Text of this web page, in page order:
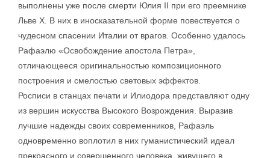
выполнены уже после смерти Юлия II при его преемнике
Льве X. В них в иносказательной форме повествуется о
чудесном спасении Италии от врагов. Особенно удалось
Рафаэлю «Освобождение апостола Петра»,
отличающееся оригинальностью композиционного
построения и смелостью световых эффектов.
Росписи в станцах печати и Илиодора представляют одну
из вершин искусства Высокого Возрождения. Выразив
лучшие надежды своих современников, Рафаэль
одновременно воплотил в них гуманистический идеал
прекрасного и совершенного человека, живущего в